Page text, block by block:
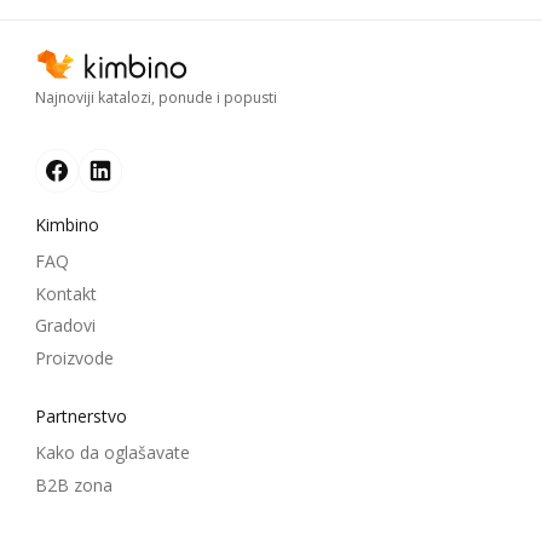
Najnoviji katalozi, ponude i popusti
Kimbino
FAQ
Kontakt
Gradovi
Proizvode
Partnerstvo
Kako da oglašavate
B2B zona